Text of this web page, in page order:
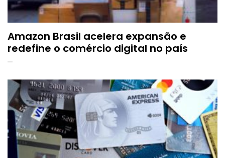
Amazon Brasil acelera expansão e
redefine o comércio digital no país